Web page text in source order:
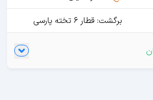
برگشت: قطار 6 تخته پارسی